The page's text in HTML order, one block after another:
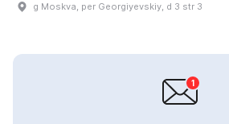
g Moskva, per Georgiyevskiy, d 3 str 3